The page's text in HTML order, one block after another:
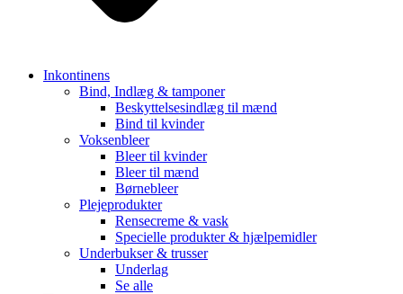
Inkontinens
Bind, Indlæg & tamponer
Beskyttelsesindlæg til mænd
Bind til kvinder
Voksenbleer
Bleer til kvinder
Bleer til mænd
Børnebleer
Plejeprodukter
Rensecreme & vask
Specielle produkter & hjælpemidler
Underbukser & trusser
Underlag
Se alle